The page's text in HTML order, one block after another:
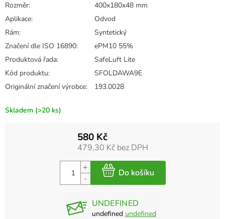
Skladem (>20 ks)
Rozměr:
400x180x48 mm
Aplikace:
Odvod
Rám:
Syntetický
Značení dle ISO 16890:
ePM10 55%
Produktová řada:
SafeLuft Lite
Kód produktu:
SFOLDAWA9E
Originální značení výrobce: 193.0028
580 Kč
479,30 Kč bez DPH
UNDEFINED
undefined undefined